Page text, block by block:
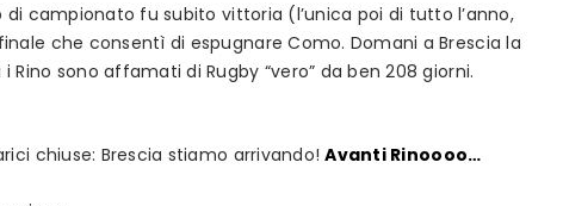
di campionato fu subito vittoria (l’unica poi di tutto l’anno,
che consentì di espugnare Como. Domani a Brescia la
Rino sono affamati di Rugby “vero” da ben 208 giorni.
chiuse: Brescia stiamo arrivando!Avanti Rinoooo…